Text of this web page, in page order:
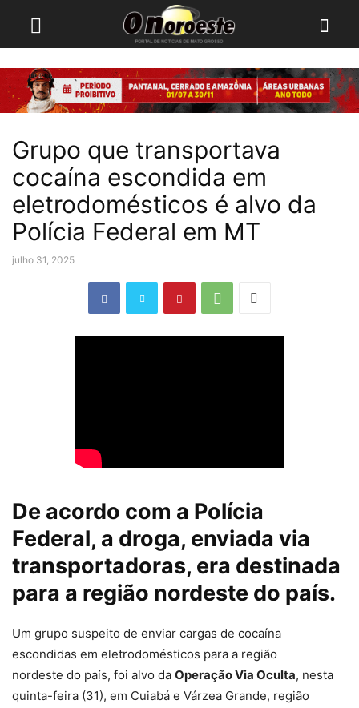
Grupo que transportava
cocaína escondida em
eletrodomésticos é alvo da
Polícia Federal em MT
julho 31, 2025
De acordo com a Polícia
Federal, a droga, enviada via
transportadoras, era destinada
para a região nordeste do país.
Um grupo suspeito de enviar cargas de cocaína
escondidas em eletrodomésticos para a região
nordeste do país, foi alvo da Operação Via Oculta, nesta
quinta-feira (31), em Cuiabá e Várzea Grande, região